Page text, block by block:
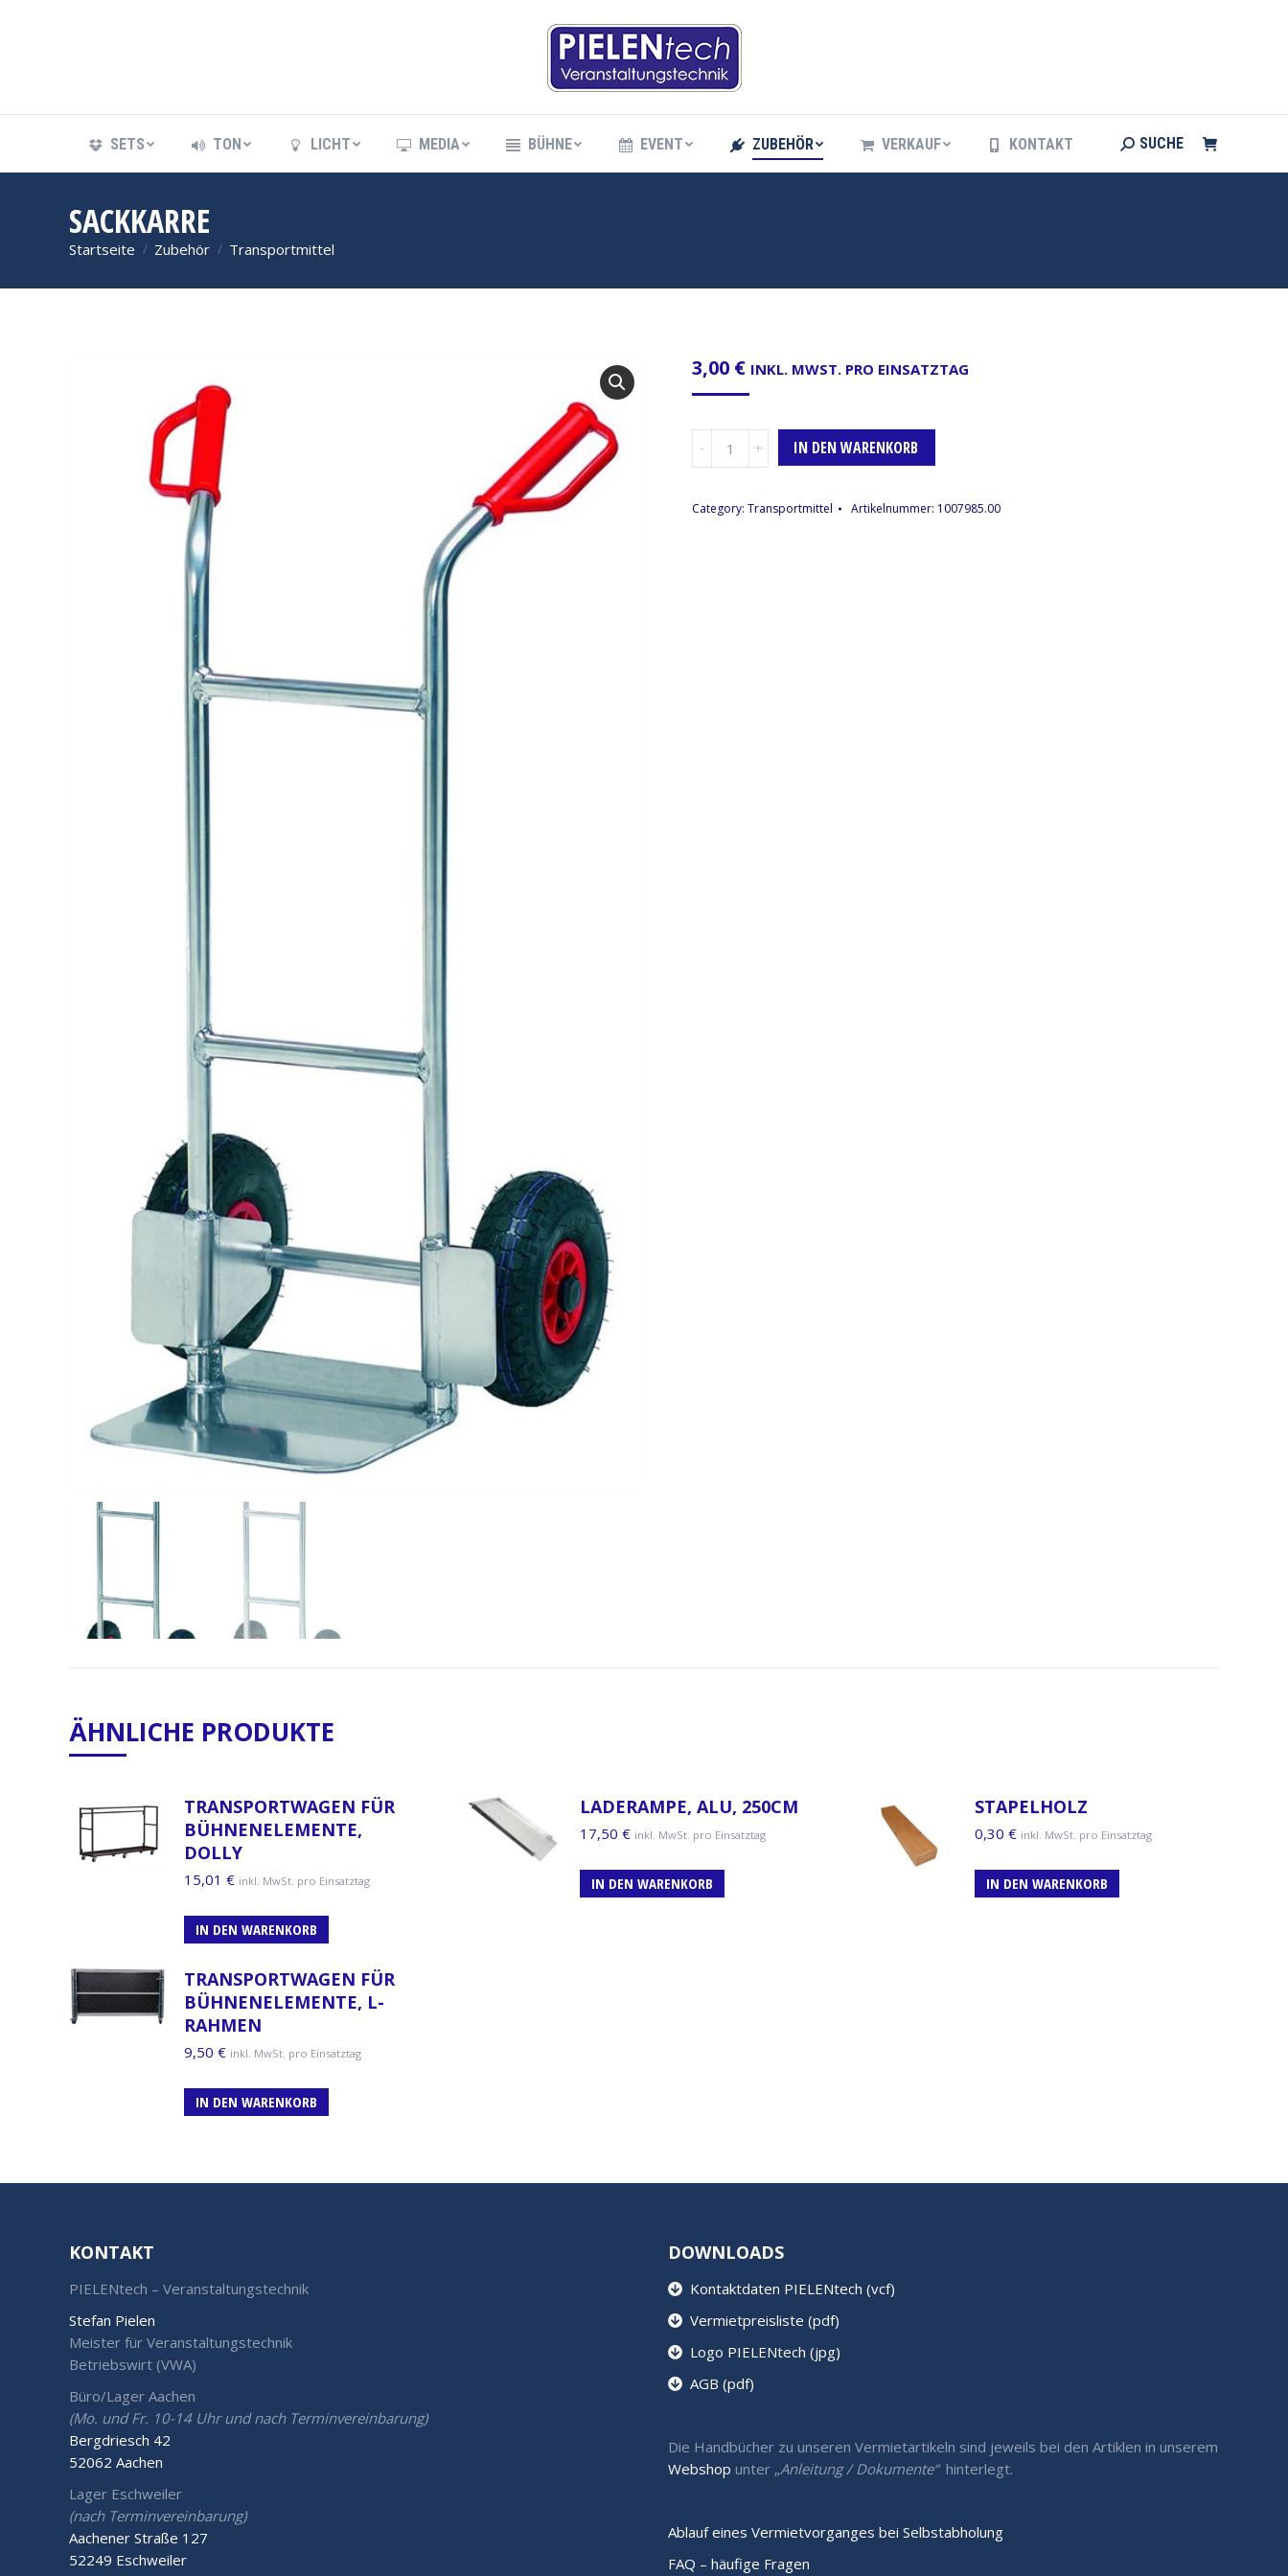
SETS TON LICHT MEDIA BÜHNE EVENT ZUBEHÖR VERKAUF KONTAKT Search:
SUCHE
SACKKARRE
Sie befinden sich hier:
Startseite Zubehör Transportmittel
3,00 € INKL. MWST. PRO EINSATZTAG
IN DEN WARENKORB
Category: Transportmittel Artikelnummer: 1007985.00
ÄHNLICHE PRODUKTE
TRANSPORTWAGEN FÜR
BÜHNENELEMENTE,
DOLLY
15,01 € inkl. MwSt. pro Einsatztag
IN DEN WARENKORB
LADERAMPE, ALU, 250CM
17,50 € inkl. MwSt. pro Einsatztag
IN DEN WARENKORB
STAPELHOLZ
0,30 € inkl. MwSt. pro Einsatztag
IN DEN WARENKORB
TRANSPORTWAGEN FÜR
BÜHNENELEMENTE, L-
RAHMEN
9,50 € inkl. MwSt. pro Einsatztag
IN DEN WARENKORB
KONTAKT
PIELENtech – Veranstaltungstechnik
Stefan Pielen
Meister für Veranstaltungstechnik
Betriebswirt (VWA)
Büro/Lager Aachen
(Mo. und Fr. 10-14 Uhr und nach Terminvereinbarung)
Bergdriesch 42
52062 Aachen
Lager Eschweiler
(nach Terminvereinbarung)
Aachener Straße 127
52249 Eschweiler
DOWNLOADS
Kontaktdaten PIELENtech (vcf)
Vermietpreisliste (pdf)
Logo PIELENtech (jpg)
AGB (pdf)
Die Handbücher zu unseren Vermietartikeln sind jeweils bei den Artiklen in unserem
Webshop unter „Anleitung / Dokumente“ hinterlegt.
Ablauf eines Vermietvorganges bei Selbstabholung
FAQ – häufige Fragen
BÜHNE EVENT